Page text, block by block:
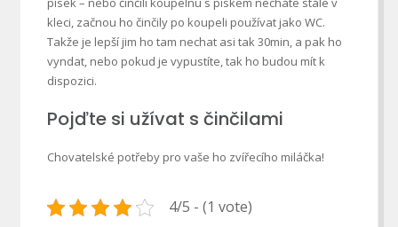
kleci, začnou ho činčily po koupeli používat jako WC.
Takže je lepší jim ho tam nechat asi tak 30min, a pak ho
vyndat, nebo pokud je vypustíte, tak ho budou mít k
dispozici.
Pojďte si užívat s činčilami
Chovatelské potřeby pro vaše ho zvířecího miláčka!
4/5 - (1 vote)